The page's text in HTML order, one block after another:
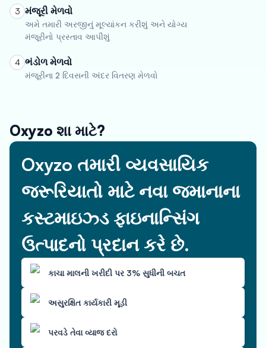
3 મંજૂરી મેળવો
અમે તમારી અરજીનું મૂલ્યાંકન કરીશું અને યોગ્ય
મંજૂરીનો પ્રસ્તાવ આપીશું
4 ભંડોળ મેળવો
મંજૂરીના 2 દિવસની અંદર વિતરણ મેળવો
Oxyzo શા માટે?
Oxyzo તમારી વ્યવસાયિક
જરૂરિયાતો માટે નવા જમાનાના
કસ્ટમાઇઝ્ડ ફાઇનાન્સિંગ
ઉત્પાદનો પ્રદાન કરે છે.
કાચા માલની ખરીદી પર 3% સુધીની બચત
અસુરક્ષિત કાર્યકારી મૂડી
પરવડે તેવા વ્યાજ દરો